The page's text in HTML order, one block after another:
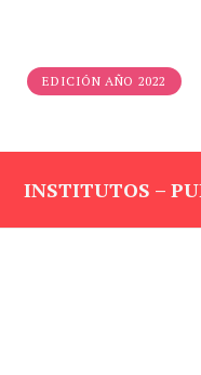
EDICIÓN AÑO 2022
INSTITUTOS –